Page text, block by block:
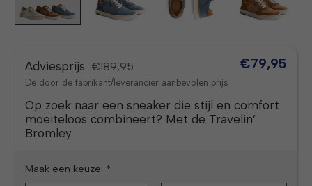
Adviesprijs €189,95
De door de fabrikant/leverancier aanbevolen prijs
€79,95
Op zoek naar een sneaker die stijl en comfort
moeiteloos combineert? Met de Travelin’
Bromley
Maak een keuze: *